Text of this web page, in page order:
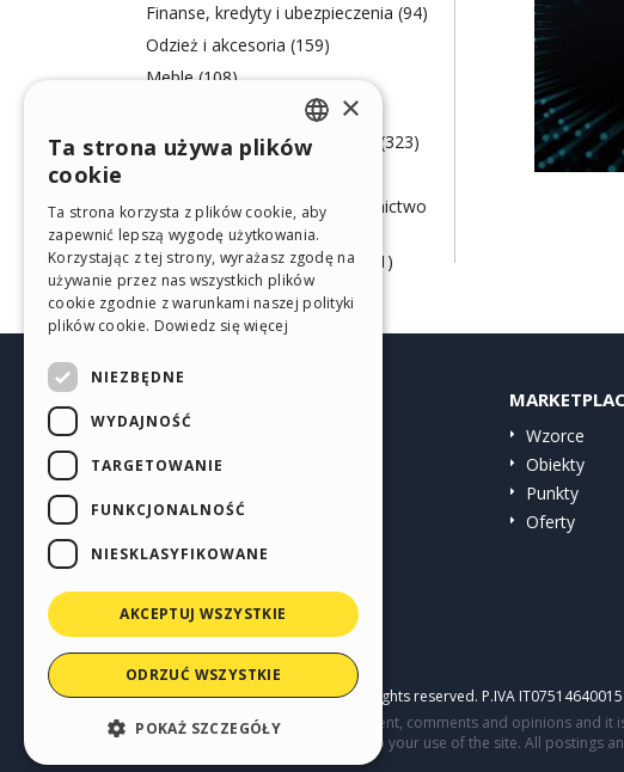
Finanse, kredyty i ubezpieczenia (94)
Odzież i akcesoria (159)
Meble (108)
Hobby i rozrywka (746)
Żywność, rolnictwo i hodowla (323)
Ochrona środowiska, ciepłownictwo
(72)
Papiernictwo, druk i chemia (61)
Web Agency (58)
Społeczność
Wzorce
Obiekty
Punkty
Oferty
Copyright © 2026Incomedia s.r.l.All rights reserved. P.IVA IT07514640015
This site contains user submitted content, comments and opinions and
parties in connection with or related to your use of the site. All postings
ENGLISH
GERMAN
SPANISH
PORTUGUESE
×
Ta strona używa plików
cookie
Ta strona korzysta z plików cookie, aby
zapewnić lepszą wygodę użytkowania.
Korzystając z tej strony, wyrażasz zgodę na
używanie przez nas wszystkich plików
cookie zgodnie z warunkami naszej polityki
plików cookie. Dowiedz się więcej
NIEZBĘDNE
WYDAJNOŚĆ
TARGETOWANIE
FUNKCJONALNOŚĆ
NIESKLASYFIKOWANE
AKCEPTUJ WSZYSTKIE
ODRZUĆ WSZYSTKIE
POKAŻ SZCZEGÓŁY